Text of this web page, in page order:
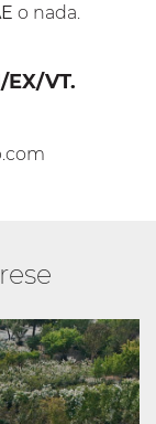
o nada.
EX/VT.